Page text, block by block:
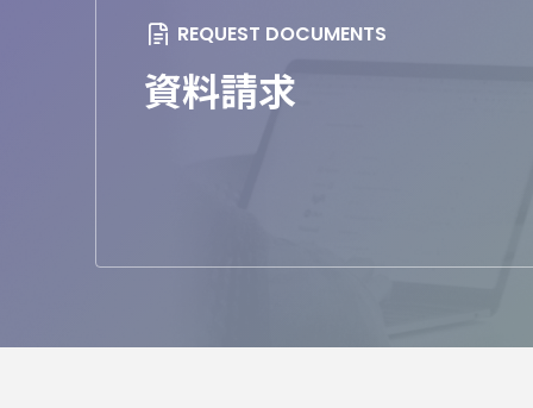
資料請求